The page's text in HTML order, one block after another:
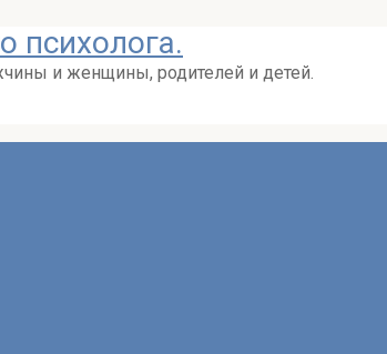
психолога.
и женщины, родителей и детей.